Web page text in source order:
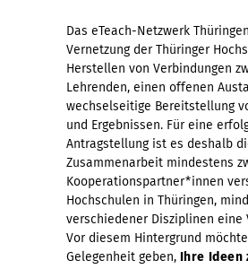
Das eTeach-Netzwerk
Vernetzung der Thüringer
Herstellen von Verbindungen
Lehrenden, einen offenen
wechselseitige Bereitstellung
und Ergebnissen. Für eine
Antragstellung ist es deshalb
Zusammenarbeit mindestens
Kooperationspartner*innen
Hochschulen in Thüringen,
verschiedener Disziplinen eine
Vor diesem Hintergrund
Gelegenheit geben, Ihre Ideen